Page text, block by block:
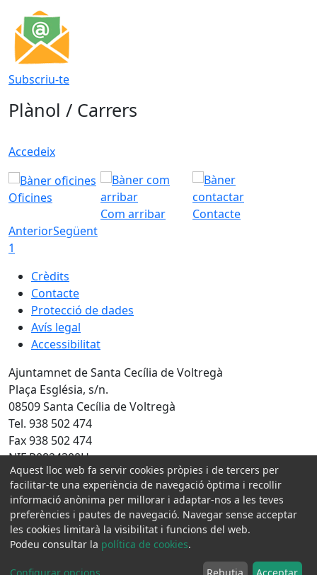
Subscriu-te
Plànol / Carrers
Accedeix
Oficines
Com arribar
Contacte
AnteriorSegüent
1
Crèdits
Contacte
Protecció de dades
Avís legal
Accessibilitat
Ajuntamnet de Santa Cecília de Voltregà
Plaça Església, s/n.
08509 Santa Cecília de Voltregà
Tel. 938 502 474
Fax 938 502 474
NIF P0824300H
Amb la col·laboració de:
Aquest lloc web fa servir cookies pròpies i de tercers per
facilitar-te una experiència de navegació òptima i recollir
informació anònima per millorar i adaptar-nos a les teves
preferències i pautes de navegació. Navegar sense acceptar
les cookies limitarà la visibilitat i funcions del web.
Podeu consultar la política de cookies.